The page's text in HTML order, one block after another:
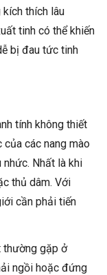
kích thích lâu
tinh có thể khiến
bị đau tức tinh
tính không thiết
các nang mào
Nhất là khi
thủ dâm. Với
cần phải tiến
gặp ở
ngồi hoặc đứng